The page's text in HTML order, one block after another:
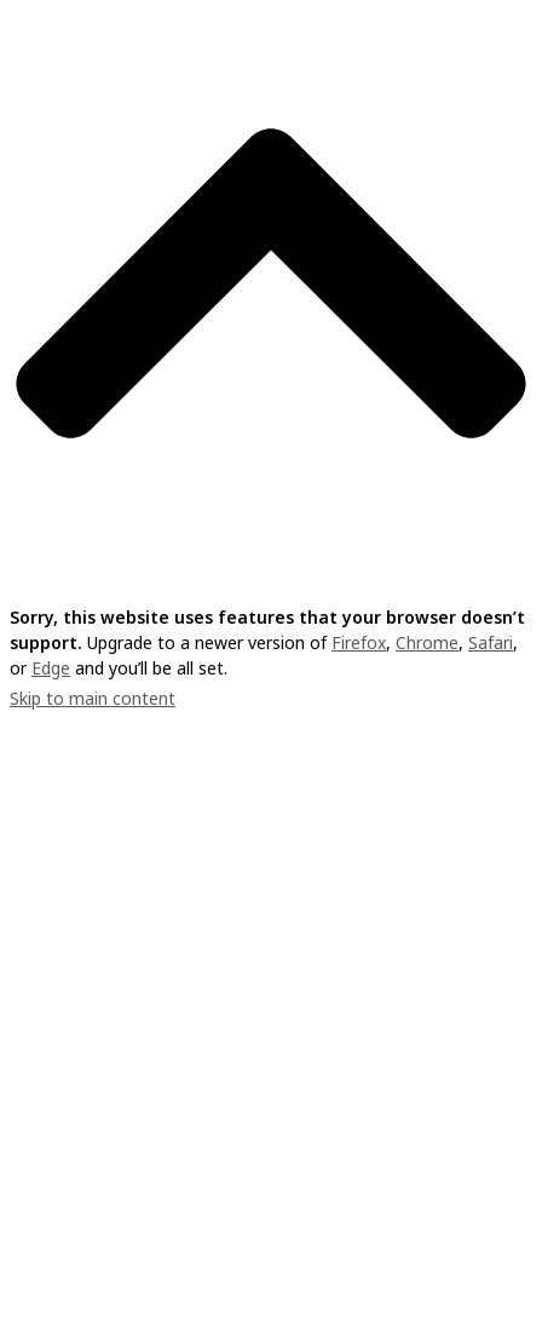
Sorry, this website uses features that your browser doesn’t
support. Upgrade to a newer version of Firefox, Chrome, Safari,
or Edge and you’ll be all set.
Skip to main content